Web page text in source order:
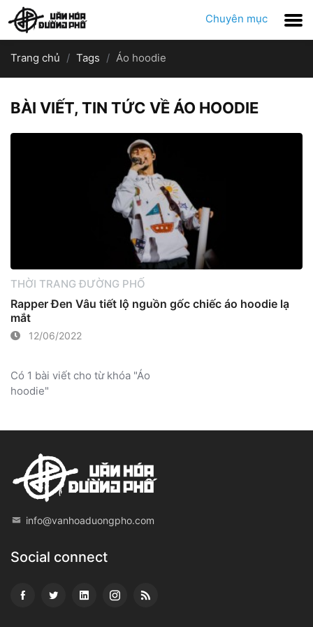
Chuyên mục
Trang chủ Tags Áo hoodie
BÀI VIẾT, TIN TỨC VỀ ÁO HOODIE
THỜI TRANG ĐƯỜNG PHỐ
Rapper Đen Vâu tiết lộ nguồn gốc chiếc áo hoodie lạ
mắt
12/06/2022
Có 1 bài viết cho từ khóa "Áo
hoodie"
info@vanhoaduongpho.com
Social connect